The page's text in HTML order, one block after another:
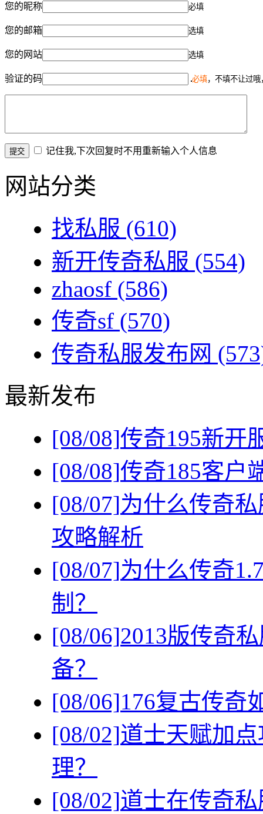
您的昵称 必填
您的邮箱 选填
您的网站 选填
验证的码 必填，不填不让过
记住我,下次回复时不用重新输入个人信息
网站分类
找私服 (610)
新开传奇私服 (554)
zhaosf (586)
传奇sf (570)
传奇私服发布网
最新发布
[08/08]传奇195新开
[08/08]传奇185客户
[08/07]为什么传奇
攻略解析
[08/07]为什么传奇
制？
[08/06]2013版传奇
备？
[08/06]176复古传奇
[08/02]道士天赋加
理？
[08/02]道士在传奇